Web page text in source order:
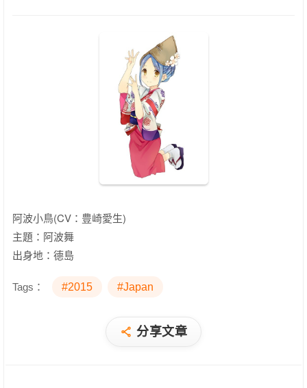
阿波小鳥(CV：豊崎愛生)
主題：阿波舞
出身地：德島
Tags： #2015 #Japan
分享文章